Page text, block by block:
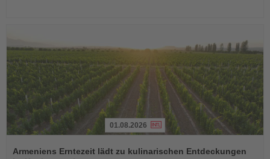
Sie
01.08.2026
Armeniens Erntezeit lädt zu kulinarischen Entdeckungen